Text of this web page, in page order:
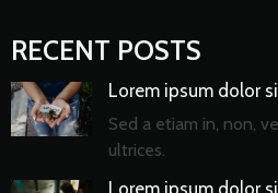
RECENT POSTS
Lorem ipsum dolor
Sed a etiam in, non,
ultrices.